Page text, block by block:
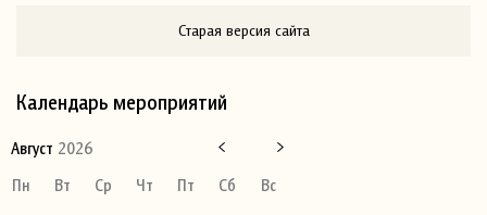
Старая версия сайта
Календарь мероприятий
Август 2026
Пн
Вт Ср Чт Пт Сб
Вс